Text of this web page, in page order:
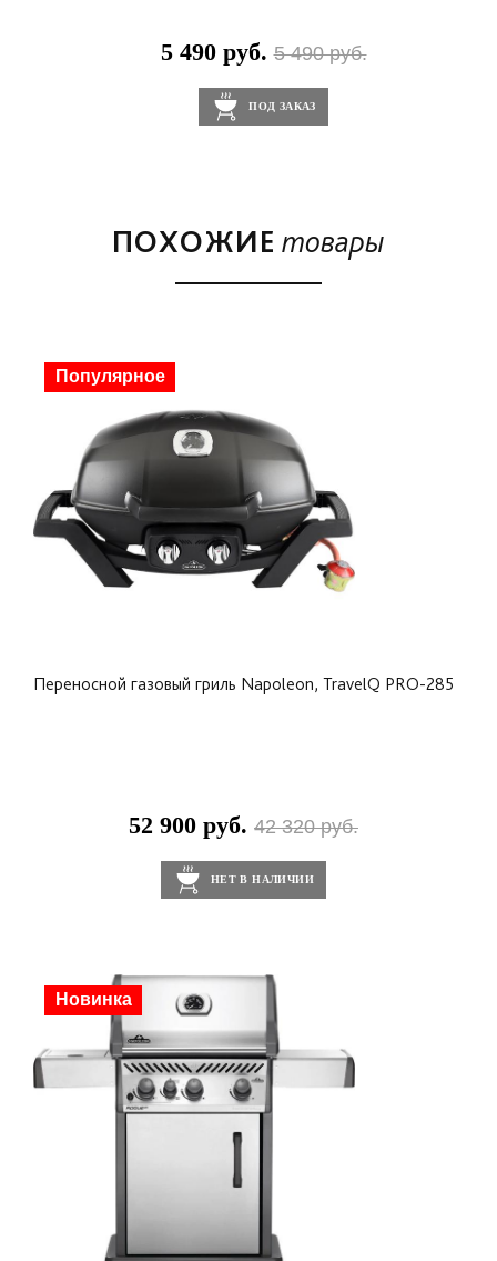
5 490 руб.5 490 руб.
ПОД ЗАКАЗ
ПОХОЖИЕ товары
Скидка
Популярное
Переносной газовый гриль Napoleon, TravelQ PRO-285
52 900 руб. 42 320 руб.
НЕТ В НАЛИЧИИ
Скидка
Новинка